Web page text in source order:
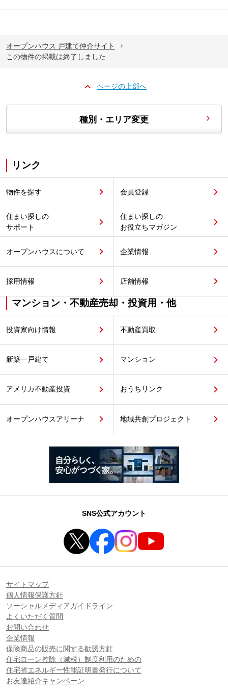
オープンハウス 戸建て仲介サイト
この物件の掲載は終了しました
ページの上部へ
種別・エリア変更
リンク
物件を探す 会員登録
住まい探しの
サポート
住まい探しの
お役立ちマガジン
オープンハウスについて 企業情報
採用情報 店舗情報
マンション・不動産売却・投資用・他
投資家向け情報 不動産買取
新築一戸建て マンション
アメリカ不動産投資 おうちリンク
オープンハウスアリーナ 地域共創プロジェクト
SNS公式アカウント
サイトマップ
個人情報保護方針
ソーシャルメディアガイドライン
よくいただく質問
お問い合わせ
企業情報
保険商品の販売に関する勧誘方針
住宅ローン控除（減税）制度利用のための
住宅省エネルギー性能証明書発行について
お友達紹介キャンペーン